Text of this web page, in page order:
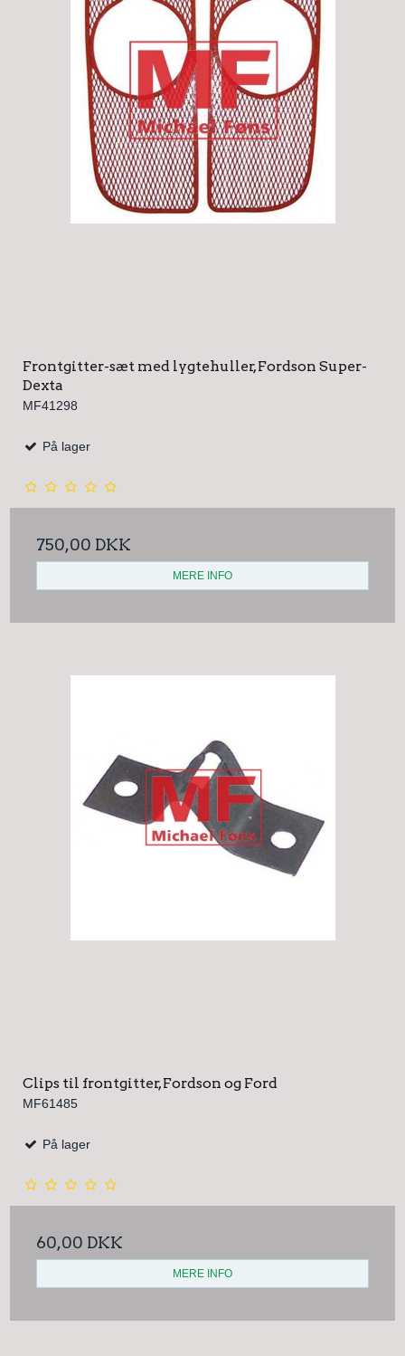
Frontgitter-sæt med lygtehuller, Fordson Super-
Dexta
MF41298
På lager
750,00 DKK
MERE INFO
Clips til frontgitter, Fordson og Ford
MF61485
På lager
60,00 DKK
MERE INFO